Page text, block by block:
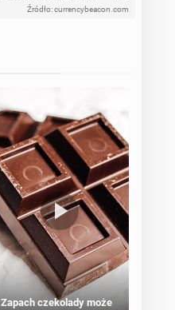
Źródło: currencybeacon.com
Zapach czekolady może